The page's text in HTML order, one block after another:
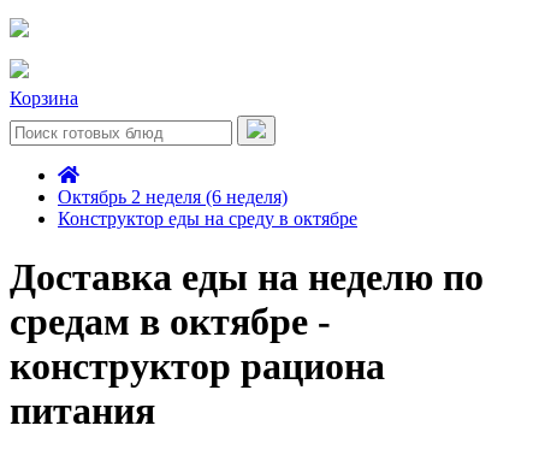
Корзина
Октябрь 2 неделя (6 неделя)
Конструктор еды на среду в октябре
Доставка еды на неделю по
средам в октябре -
конструктор рациона
питания